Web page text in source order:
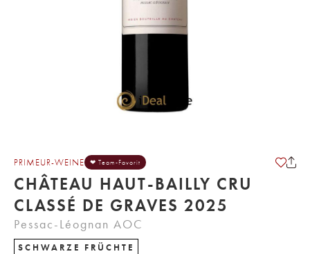
PRIMEUR-WEINE ❤ Team-Favorit
CHÂTEAU HAUT-BAILLY CRU
CLASSÉ DE GRAVES 2025
Pessac-Léognan AOC
SCHWARZE FRÜCHTE